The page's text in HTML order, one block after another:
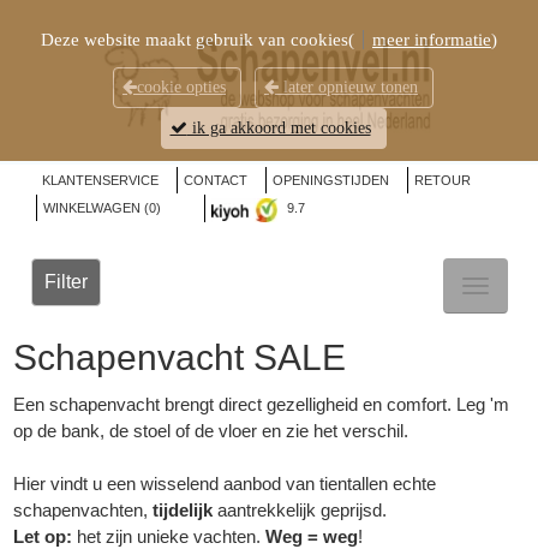
KLANTENSERVICE CONTACT OPENINGSTIJDEN
RETOUR
WINKELWAGEN (0) 9.7
Filter
Schapenvacht SALE
Een schapenvacht brengt direct gezelligheid en comfort. Leg 'm
op de bank, de stoel of de vloer en zie het verschil.
Hier vindt u een wisselend aanbod van tientallen echte
schapenvachten, tijdelijk aantrekkelijk geprijsd.
Let op: het zijn unieke vachten. Weg = weg!
Deze website maakt gebruik van cookies( meer informatie)
cookie opties later opnieuw tonen
ik ga akkoord met cookies